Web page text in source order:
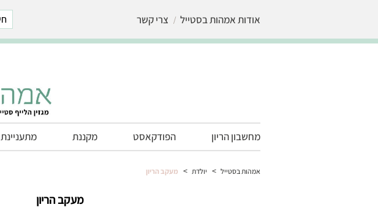
אודות אמהות בסטייל צרי קשר
מחשבון הריון הפודקאסט מקננת
חדרי ילדים
מתעניינת
אמהות בסטייל > יולדת > מעקב הריון
מעקב הריון